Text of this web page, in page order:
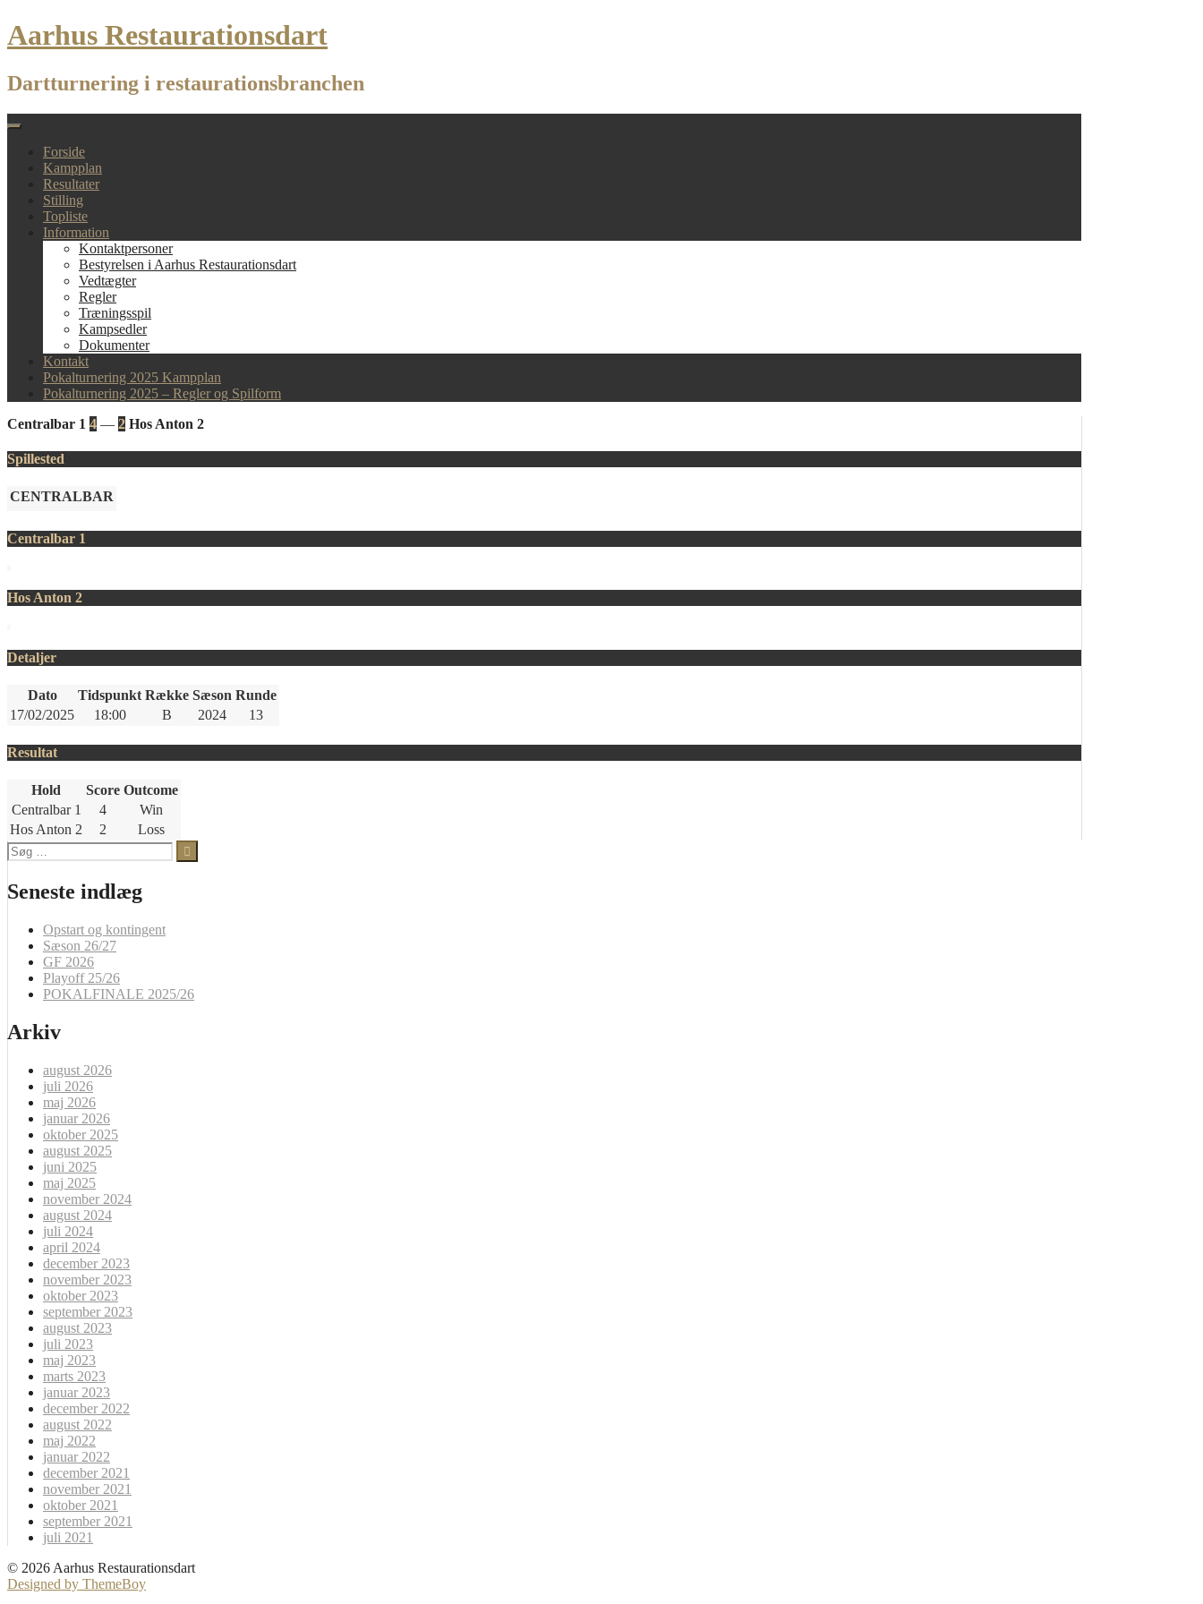
Skip
to
Aarhus Restaurationsdart
Dartturnering i restaurationsbranchen
Forside
Kampplan
Resultater
Stilling
Topliste
Information
Kontaktpersoner
Bestyrelsen i Aarhus Restaurationsdart
Vedtægter
Regler
Træningsspil
Kampsedler
Dokumenter
Kontakt
Pokalturnering 2025 Kampplan
Pokalturnering 2025 – Regler og Spilform
Centralbar 1 4 — 2 Hos Anton 2
Spillested
CENTRALBAR
Centralbar 1
Hos Anton 2
Detaljer
Dato Tidspunkt Række Sæson Runde
17/02/2025
18:00 B 2024 13
Resultat
Hold Score Outcome
Centralbar 1
4
Win
Hos Anton 2
2
Loss
Søg
efter:
Seneste indlæg
Opstart og kontingent
Sæson 26/27
GF 2026
Playoff 25/26
POKALFINALE 2025/26
Arkiv
august 2026
juli 2026
maj 2026
januar 2026
oktober 2025
august 2025
juni 2025
maj 2025
november 2024
august 2024
juli 2024
april 2024
december 2023
november 2023
oktober 2023
september 2023
august 2023
juli 2023
maj 2023
marts 2023
januar 2023
december 2022
august 2022
maj 2022
januar 2022
december 2021
november 2021
oktober 2021
september 2021
juli 2021
© 2026 Aarhus Restaurationsdart
Designed by ThemeBoy